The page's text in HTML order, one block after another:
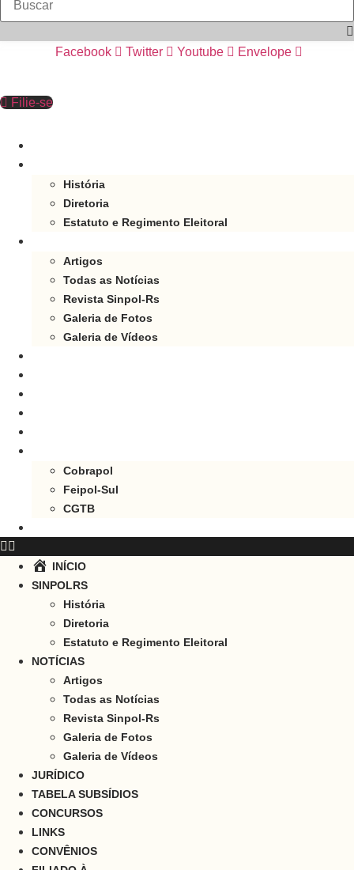
Facebook Twitter Youtube Envelope
Filie-se
História
Diretoria
Estatuto e Regimento Eleitoral
Artigos
Todas as Notícias
Revista Sinpol-Rs
Galeria de Fotos
Galeria de Vídeos
Cobrapol
Feipol-Sul
CGTB
INÍCIO
SINPOLRS
História
Diretoria
Estatuto e Regimento Eleitoral
NOTÍCIAS
Artigos
Todas as Notícias
Revista Sinpol-Rs
Galeria de Fotos
Galeria de Vídeos
JURÍDICO
TABELA SUBSÍDIOS
CONCURSOS
LINKS
CONVÊNIOS